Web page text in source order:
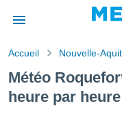
de
a
par
Accueil Nouvelle-
Météo
heure par heure